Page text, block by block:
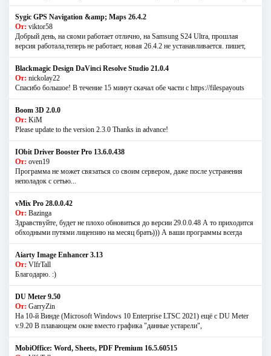
Sygic GPS Navigation &amp; Maps 26.4.2
От: viktor58
Добрый день, на сяоми работает отлично, на Samsung S24 Ultra, прошлая
версия работала,теперь не работает, новая 26.4.2 не устанавливается. пишет,
Blackmagic Design DaVinci Resolve Studio 21.0.4
От: nickolay22
Спасибо большое! В течение 15 минут скачал обе части с https://filespayouts
Boom 3D 2.0.0
От: KiM
Please update to the version 2.3.0 Thanks in advance!
IObit Driver Booster Pro 13.6.0.438
От: oven19
Программа не может связаться со своим сервером, даже после устранения
неполадок с сетью...
vMix Pro 28.0.0.42
От: Bazinga
Здравствуйте, будет не плохо обновиться до версии 29.0.0.48 А то приходится
обходными путями лицензию на месяц брать))) А ваши программы всегда
Aiarty Image Enhancer 3.13
От: VlfrTall
Благодарю. :)
DU Meter 9.50
От: GarryZin
На 10-й Винде (Microsoft Windows 10 Enterprise LTSC 2021) ещё с DU Meter
v.9.20 В плавающем окне вместо графика "данные устарели",
MobiOffice: Word, Sheets, PDF Premium 16.5.60515